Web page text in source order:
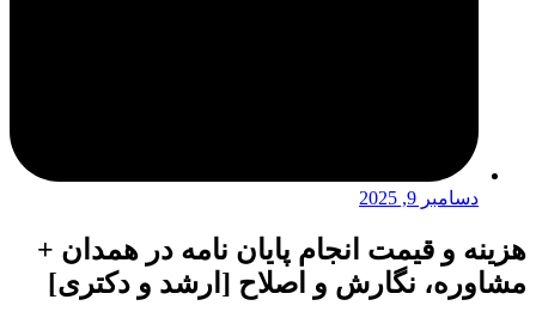
دسامبر 9, 2025
هزینه و قیمت انجام پایان نامه در همدان +
مشاوره، نگارش و اصلاح [ارشد و دکتری]